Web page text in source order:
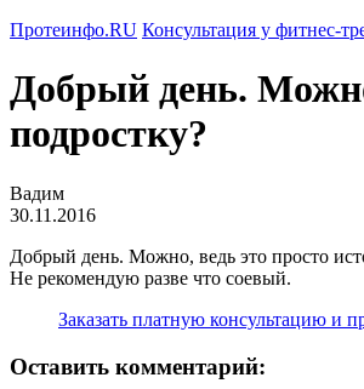
Протеинфо.RU Консультация у фитнес-
Добрый день.
подростку?
Вадим
30.11.2016
Добрый день. Можно, ведь это просто
Не рекомендую разве что соевый.
Заказать платную консультацию и
Оставить комментарий: